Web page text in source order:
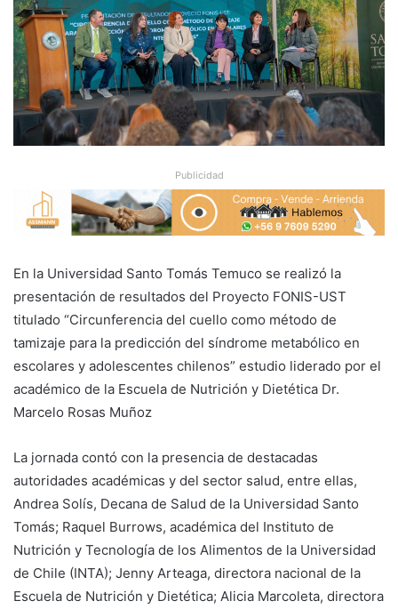
Publicidad
En la Universidad Santo Tomás Temuco se realizó la
presentación de resultados del Proyecto FONIS-UST
titulado “Circunferencia del cuello como método de
tamizaje para la predicción del síndrome metabólico en
escolares y adolescentes chilenos” estudio liderado por el
académico de la Escuela de Nutrición y Dietética Dr.
Marcelo Rosas Muñoz
La jornada contó con la presencia de destacadas
autoridades académicas y del sector salud, entre ellas,
Andrea Solís, Decana de Salud de la Universidad Santo
Tomás; Raquel Burrows, académica del Instituto de
Nutrición y Tecnología de los Alimentos de la Universidad
de Chile (INTA); Jenny Arteaga, directora nacional de la
Escuela de Nutrición y Dietética; Alicia Marcoleta, directora